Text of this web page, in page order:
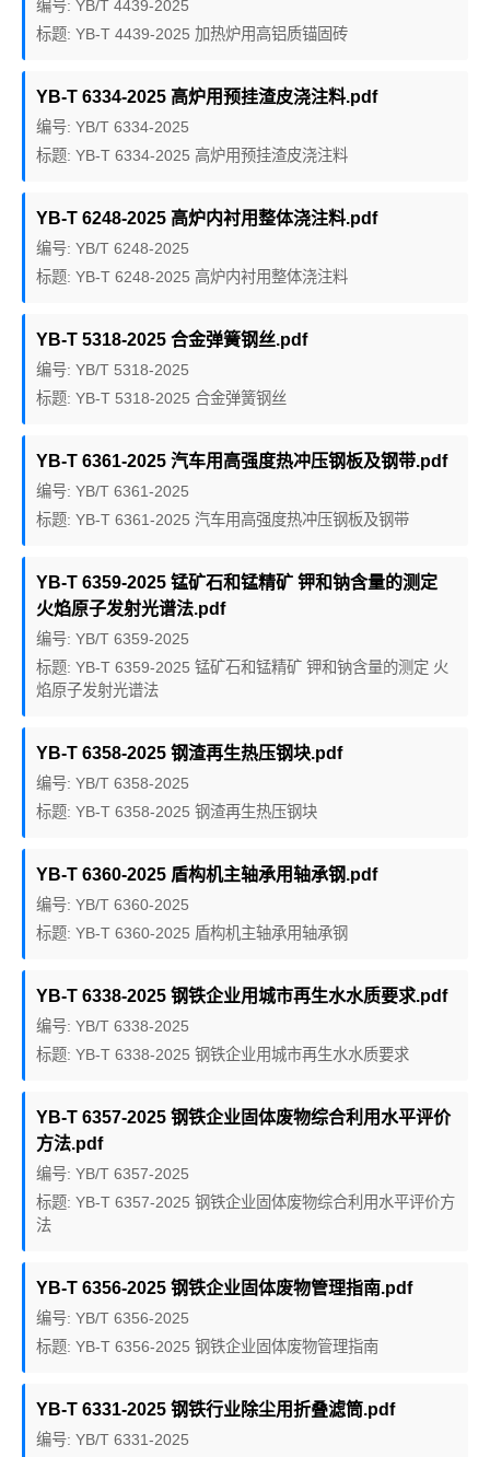
编号: YB/T 4439-2025
标题: YB-T 4439-2025 加热炉用高铝质锚固砖
YB-T 6334-2025 高炉用预挂渣皮浇注料.pdf
编号: YB/T 6334-2025
标题: YB-T 6334-2025 高炉用预挂渣皮浇注料
YB-T 6248-2025 高炉内衬用整体浇注料.pdf
编号: YB/T 6248-2025
标题: YB-T 6248-2025 高炉内衬用整体浇注料
YB-T 5318-2025 合金弹簧钢丝.pdf
编号: YB/T 5318-2025
标题: YB-T 5318-2025 合金弹簧钢丝
YB-T 6361-2025 汽车用高强度热冲压钢板及钢带.pdf
编号: YB/T 6361-2025
标题: YB-T 6361-2025 汽车用高强度热冲压钢板及钢带
YB-T 6359-2025 锰矿石和锰精矿 钾和钠含量的测定
火焰原子发射光谱法.pdf
编号: YB/T 6359-2025
标题: YB-T 6359-2025 锰矿石和锰精矿 钾和钠含量的测定 火
焰原子发射光谱法
YB-T 6358-2025 钢渣再生热压钢块.pdf
编号: YB/T 6358-2025
标题: YB-T 6358-2025 钢渣再生热压钢块
YB-T 6360-2025 盾构机主轴承用轴承钢.pdf
编号: YB/T 6360-2025
标题: YB-T 6360-2025 盾构机主轴承用轴承钢
YB-T 6338-2025 钢铁企业用城市再生水水质要求.pdf
编号: YB/T 6338-2025
标题: YB-T 6338-2025 钢铁企业用城市再生水水质要求
YB-T 6357-2025 钢铁企业固体废物综合利用水平评价
方法.pdf
编号: YB/T 6357-2025
标题: YB-T 6357-2025 钢铁企业固体废物综合利用水平评价方
法
YB-T 6356-2025 钢铁企业固体废物管理指南.pdf
编号: YB/T 6356-2025
标题: YB-T 6356-2025 钢铁企业固体废物管理指南
YB-T 6331-2025 钢铁行业除尘用折叠滤筒.pdf
编号: YB/T 6331-2025